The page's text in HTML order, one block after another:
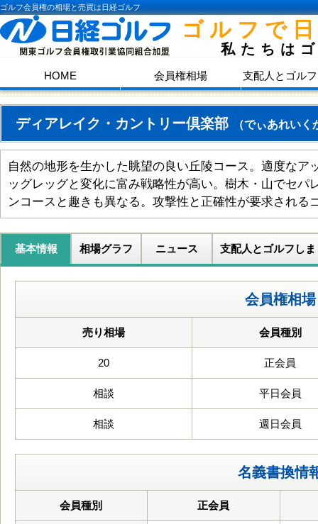
ゴルフ会員権の相場と売買は日経ゴルフ
ゴルフで
私たちは
HOME 会員権相場 支配人とゴル
ディアレイク・カントリー倶楽部 （でぃあれい
自然の地形を生かした眺望の良い丘陵コース。適度な
ッグレッグと変化に富み戦略性が高い。樹木・山でセ
ンコースと趣きも異なる。攻撃性と正確性が要求される
基本情報 相場グラフ ニュース 支配人とゴルフしま
会員権相場
売り相場 会員種別
20 正会員
相談 平日会員
相談 週日会員
名義書換情
会員種別 正会員